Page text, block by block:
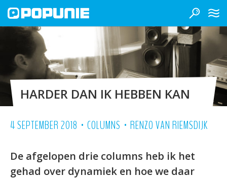
HARDER DAN IK HEBBEN KAN
4 SEPTEMBER 2018 • COLUMNS • RENZO VAN RIEMSDIJK
De afgelopen drie columns heb ik het
gehad over dynamiek en hoe we daar